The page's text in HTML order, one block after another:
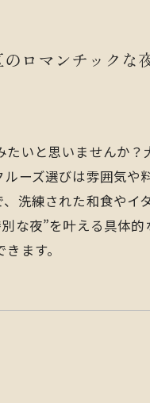
ロマンチックな
いと思いませんか
ーズ選びは雰囲気
洗練された和食や
な夜”を叶える具体
ます。